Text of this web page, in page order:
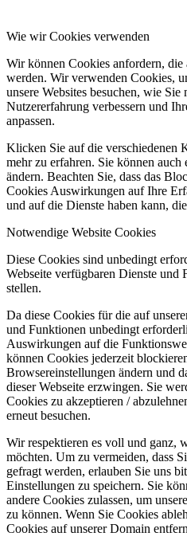
Wie wir Cookies verwenden
Wir können Cookies anfordern,
werden. Wir verwenden Cookies,
unsere Websites besuchen, wie
Nutzererfahrung verbessern und
anpassen.
Klicken Sie auf die verschiedenen
mehr zu erfahren. Sie können
ändern. Beachten Sie, dass das
Cookies Auswirkungen auf Ihre
und auf die Dienste haben kann,
Notwendige Website Cookies
Diese Cookies sind unbedingt
Webseite verfügbaren Dienste und
stellen.
Da diese Cookies für die auf
und Funktionen unbedingt
Auswirkungen auf die
können Cookies jederzeit
Browsereinstellungen ändern und
dieser Webseite erzwingen. Sie
Cookies zu akzeptieren /
erneut besuchen.
Wir respektieren es voll und ganz,
möchten. Um zu vermeiden, dass
gefragt werden, erlauben Sie uns
Einstellungen zu speichern. Sie
andere Cookies zulassen, um
zu können. Wenn Sie Cookies
Cookies auf unserer Domain